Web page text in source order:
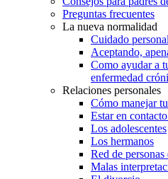
Preguntas frecuentes
La nueva normalidad
Cuidado personal
Aceptando,
Como ayudar a
enfermedad
Relaciones personales
Cómo manejar
Estar en
Los adolescentes
Los hermanos
Red de
Malas